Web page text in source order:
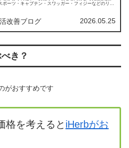
ポーツ・キャプテン・スワッガー・フィジーなどのリア
改善ブログ 2026.05.25
き？
がおすすめです
格を考えると iHerbがお